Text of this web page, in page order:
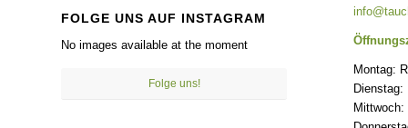
FOLGE UNS AUF INSTAGRAM
No images available at the moment
Folge uns!
Montag:
Dienstag:
Mittwoch: